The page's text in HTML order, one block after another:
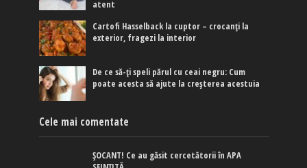
atent
Cartofi Hasselback la cuptor – crocanți la
exterior, fragezi la interior
De ce să-ți speli părul cu ceai negru: Cum
poate acesta să ajute la creșterea acestuia
Cele mai comentate
ȘOCANT! Ce au găsit cercetătorii în APA